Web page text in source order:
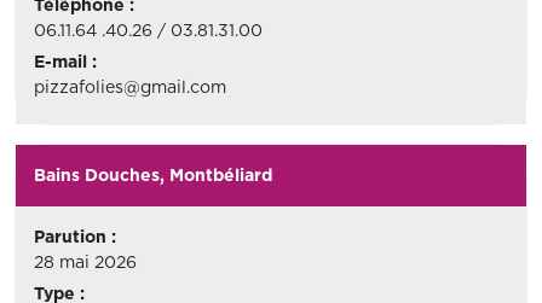
06.11.64 .40.26 / 03.81.31.00
E-mail :
pizzafolies@gmail.com
Bains Douches, Montbéliard
Parution :
28 mai 2026
Type :